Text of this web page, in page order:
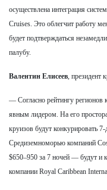
осуществлена интеграция
Cruises. Это облегчит работу
будет подтверждаться
палубу.
Валентин Елисеев , президент
— Согласно рейтингу регионов
явным лидером. На его
круизов будут конкурировать
Средиземноморью компаний
$650–950 за 7 ночей — будут и
компании Royal Caribbean